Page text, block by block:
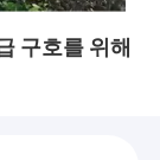
구호를 위해